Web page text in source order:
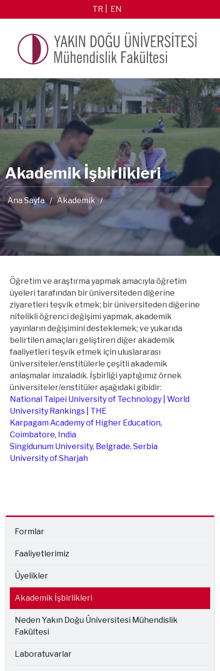
TR EN
Akademik İşbirlikleri
Ana Sayfa / Akademik /
Öğretim ve araştırma yapmak amacıyla öğretim
üyeleri tarafından bir üniversiteden diğerine
ziyaretleri teşvik etmek; bir üniversiteden diğerine
nitelikli öğrenci değişimi yapmak, akademik
yayınların değişimini desteklemek; ve yukarıda
belirtilen amaçları geliştiren diğer akademik
faaliyetleri teşvik etmek için uluslararası
üniversiteler/enstitülerle çeşitli akademik
anlaşmalar imzaladık. İşbirliği yaptığımız örnek
üniversiteler/enstitüler aşağıdaki gibidir:
National Taipei University of Technology | World
University Rankings | THE
Karpagam Academy of Higher Education,
Coimbatore, India
Singidunum University, Belgrade, Serbia
University of Sharjah
Formlar
Faaliyetlerimiz
Üyelikler
Akademik İşbirlikleri
Neden Yakın Doğu Üniversitesi Mühendislik
Fakültesi
Laboratuvarlar